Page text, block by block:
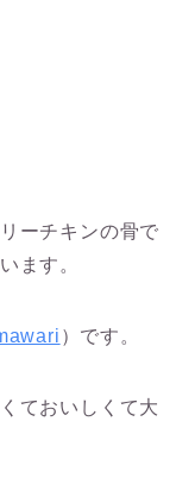
ーチキンの骨で
ます。
）です。
ておいしくて大